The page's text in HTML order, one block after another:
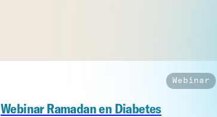
Webinar
Webinar Ramadan en Diabetes